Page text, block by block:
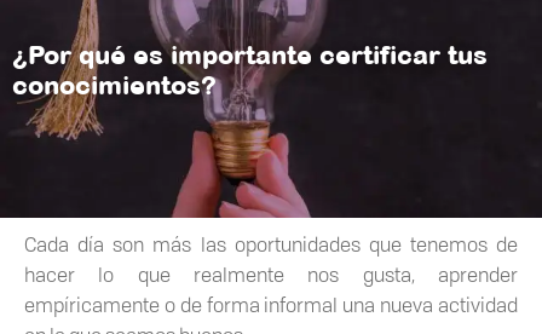
¿Por qué es importante certificar tus
conocimientos?
Cada día son más las oportunidades que tenemos de
hacer lo que realmente nos gusta, aprender
empíricamente o de forma informal una nueva actividad